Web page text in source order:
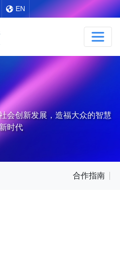
EN
会创新发展，造福大众的智慧
时代
合作指南